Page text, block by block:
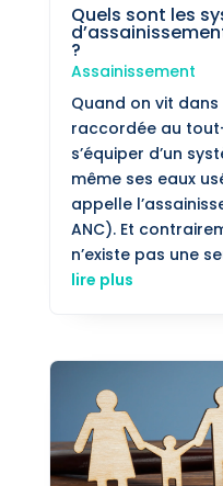
Quels sont les
?
Assainissement
Quand on vit dans
raccordée au
s’équiper d’un
même ses eaux
appelle
ANC). Et
n’existe pas une
lire plus